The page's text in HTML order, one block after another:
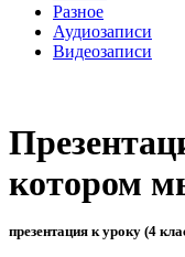
Разное
Аудиозаписи
Видеозаписи
котором
презентация к уроку (4